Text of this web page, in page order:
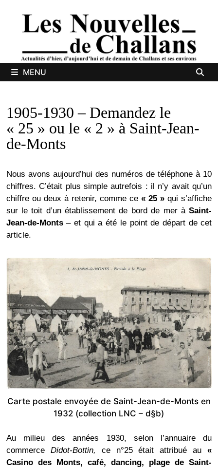
MENU
1905-1930 – Demandez le
« 25 » ou le « 2 » à Saint-Jean-
de-Monts
Nous avons aujourd’hui des numéros de téléphone à 10
chiffres. C’était plus simple autrefois : il n’y avait qu’un
chiffre ou deux à retenir, comme ce« 25 » qui s’affiche
sur le toit d’un établissement de bord de mer àSaint-
Jean-de-Monts– et qui a été le point de départ de cet
article.
Carte postale envoyée de Saint-Jean-de-Monts en
1932 (collection LNC – d§b)
Au milieu des années 1930, selon l’annuaire du
commerce Didot-Bottin, ce n°25 était attribué au«
Casino des Monts, café, dancing, plage de Saint-